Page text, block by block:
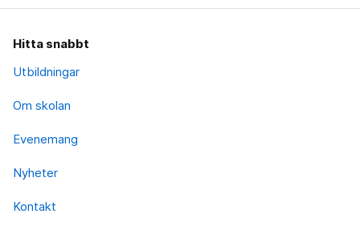
Hitta snabbt
Utbildningar
Om skolan
Evenemang
Nyheter
Kontakt